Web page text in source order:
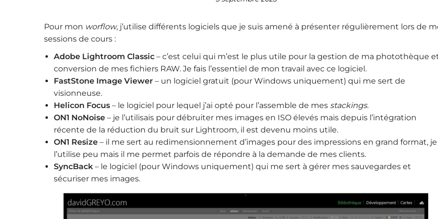
Pour mon worflow, j’utilise différents logiciels que je suis amené à présenter régulièrement lors de
sessions de cours :
Adobe Lightroom Classic – c’est celui qui m’est le plus utile pour la gestion de ma photothèque
conversion de mes fichiers RAW. Je fais l’essentiel de mon travail avec ce logiciel.
FastStone Image Viewer – un logiciel gratuit (pour Windows uniquement) qui me sert de
visionneuse.
Helicon Focus – le logiciel pour lequel j’ai opté pour l’assemble de mes stackings.
ON1 NoNoise – je l’utilisais pour débruiter mes images en ISO élevés mais depuis l’intégration
récente de la réduction du bruit sur Lightroom, il est devenu moins utile.
ON1 Resize – il me sert au redimensionnement d’images pour des impressions en grand format, je
l’utilise peu mais il me permet parfois de répondre à la demande de mes clients.
SyncBack – le logiciel (pour Windows uniquement) qui me sert à gérer mes sauvegardes et
sécuriser mes images.